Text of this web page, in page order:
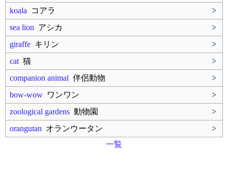
koala コアラ
>
sea lion アシカ
>
giraffe キリン
>
cat 猫
>
companion animal 伴侶動物
>
bow-wow ワンワン
>
zoological gardens 動物園
>
orangutan オランウータン
>
一覧